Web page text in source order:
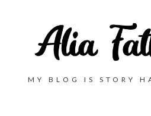
MY BLOG IS STORY